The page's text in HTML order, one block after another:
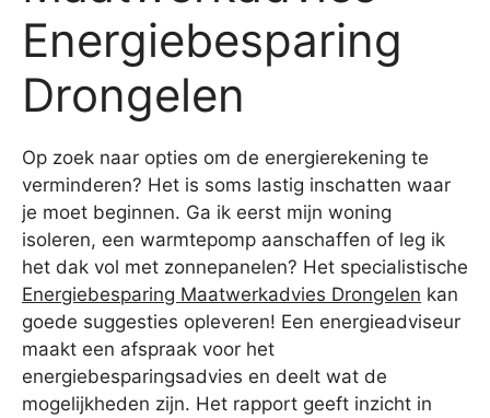
Energiebesparing
Drongelen
Op zoek naar opties om de energierekening te
verminderen? Het is soms lastig inschatten waar
je moet beginnen. Ga ik eerst mijn woning
isoleren, een warmtepomp aanschaffen of leg ik
het dak vol met zonnepanelen? Het specialistische
Energiebesparing Maatwerkadvies Drongelen kan
goede suggesties opleveren! Een energieadviseur
maakt een afspraak voor het
energiebesparingsadvies en deelt wat de
mogelijkheden zijn. Het rapport geeft inzicht in